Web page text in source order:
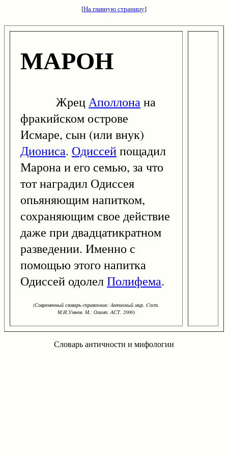
[На главную страницу]
МАРОН
ЖрецАполлонана
фракийском острове
Исмаре, сын (или внук)
Диониса. Одиссейпощадил
Марона и его семью, за что
тот наградил Одиссея
опьяняющим напитком,
сохраняющим свое действие
даже при двадцатикратном
разведении. Именно с
помощью этого напитка
Одиссей одолелПолифема.
(Современный словарь-справочник: Античный мир. Cост.
М.И.Умнов. М.: Олимп, АСТ, 2000)
Словарь античности и мифологии